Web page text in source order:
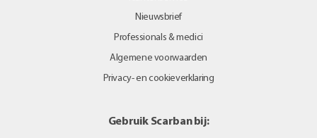
Nieuwsbrief
Professionals & medici
Algemene voorwaarden
Privacy- en cookieverklaring
Gebruik Scarban bij: